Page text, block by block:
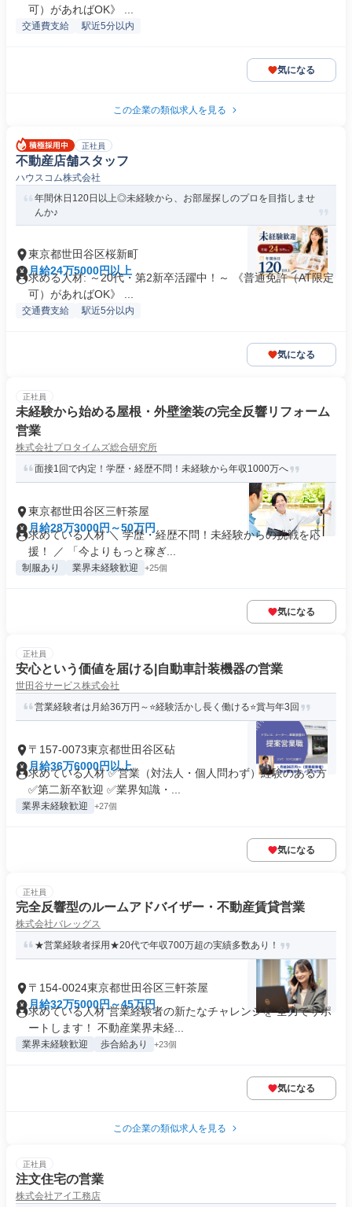
可）があればOK》 ...
交通費支給 駅近5分以内
気になる
この企業の類似求人を見る
正社員
不動産店舗スタッフ
ハウスコム株式会社
年間休日120日以上◎未経験から、お部屋探しのプロを目指しませ
んか♪
東京都世田谷区桜新町
月給24万5000円以上
求める人材: ～20代・第2新卒活躍中！～ 《普通免許（AT限定
可）があればOK》 ...
交通費支給 駅近5分以内
気になる
正社員
未経験から始める屋根・外壁塗装の完全反響リフォーム
営業
株式会社プロタイムズ総合研究所
面接1回で内定！学歴・経歴不問！未経験から年収1000万へ
東京都世田谷区三軒茶屋
月給28万3000円～50万円
求めている人材 ＼ 学歴・経歴不問！未経験からの挑戦を応
援！ ／ 「今よりもっと稼ぎ...
制服あり 業界未経験歓迎 +25個
気になる
正社員
安心という価値を届ける|自動車計装機器の営業
世田谷サービス株式会社
営業経験者は月給36万円～⭐経験活かし長く働ける⭐賞与年3回
〒157-0073東京都世田谷区砧
月給36万6000円以上
求めている人材 ✅営業（対法人・個人問わず）経験のある方
✅第二新卒歓迎 ✅業界知識・...
業界未経験歓迎 +27個
気になる
正社員
完全反響型のルームアドバイザー・不動産賃貸営業
株式会社バレッグス
★営業経験者採用★20代で年収700万超の実績多数あり！
〒154-0024東京都世田谷区三軒茶屋
月給32万5000円～45万円
求めている人材 営業経験者の新たなチャレンジを 全力でサポ
ートします！ 不動産業界未経...
業界未経験歓迎 歩合給あり +23個
気になる
この企業の類似求人を見る
正社員
注文住宅の営業
株式会社アイ工務店